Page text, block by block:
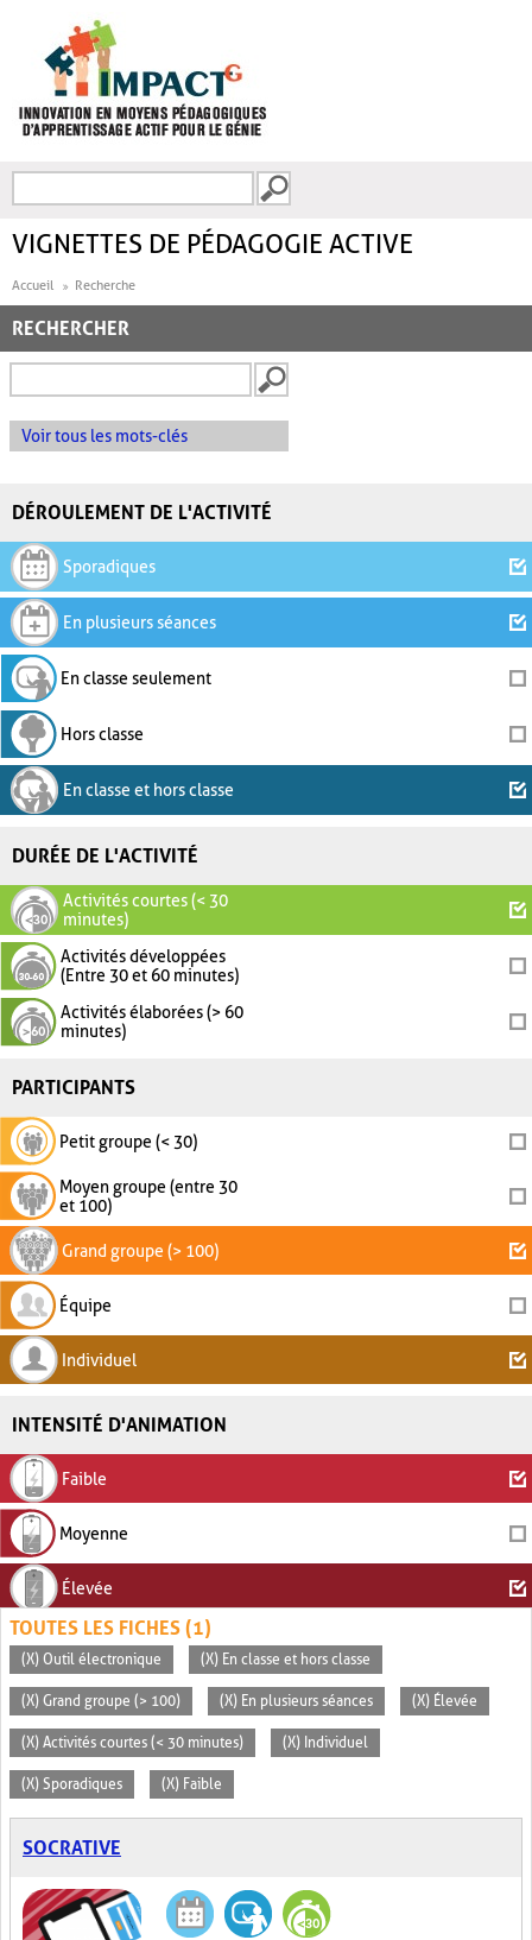
FORMULAIRE DE
VIGNETTES DE PÉDAGOGIE ACTIVE
Accueil Recherche
RECHERCHER
Voir tous les mots-clés
DÉROULEMENT DE L'ACTIVITÉ
Sporadiques
En plusieurs séances
En classe seulement
Hors classe
En classe et hors classe
DURÉE DE L'ACTIVITÉ
Activités courtes (< 30
minutes)
Activités développées
(Entre 30 et 60 minutes)
Activités élaborées (> 60
minutes)
PARTICIPANTS
Petit groupe (< 30)
Moyen groupe (entre 30
et 100)
Grand groupe (> 100)
Équipe
Individuel
INTENSITÉ D'ANIMATION
Faible
Moyenne
Élevée
TOUTES LES FICHES (1)
(X) Outil électronique (X) En classe et hors classe
(X) Grand groupe (> 100) (X) En plusieurs séances (X) Élevée
(X) Activités courtes (< 30 minutes) (X) Individuel
(X) Sporadiques (X) Faible
SOCRATIVE